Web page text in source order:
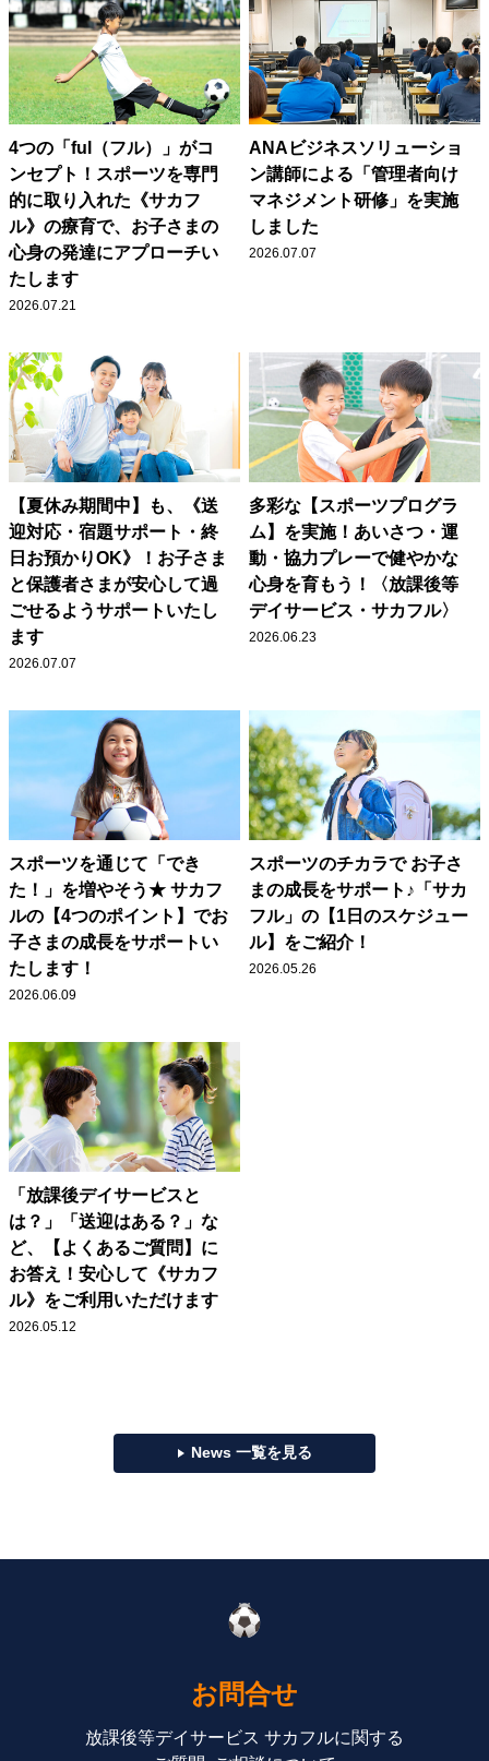
4つの「ful（フル）」がコ
ンセプト！スポーツを専門
的に取り入れた《サカフ
ル》の療育で、お子さまの
心身の発達にアプローチい
たします
2026.07.21
ANAビジネスソリューショ
ン講師による「管理者向け
マネジメント研修」を実施
しました
2026.07.07
【夏休み期間中】も、《送
迎対応・宿題サポート・終
日お預かりOK》！お子さま
と保護者さまが安心して過
ごせるようサポートいたし
ます
2026.07.07
多彩な【スポーツプログラ
ム】を実施！あいさつ・運
動・協力プレーで健やかな
心身を育もう！〈放課後等
デイサービス・サカフル〉
2026.06.23
スポーツを通じて「でき
た！」を増やそう★ サカフ
ルの【4つのポイント】でお
子さまの成長をサポートい
たします！
2026.06.09
スポーツのチカラで お子さ
まの成長をサポート♪「サカ
フル」の【1日のスケジュー
ル】をご紹介！
2026.05.26
「放課後デイサービスと
は？」「送迎はある？」な
ど、【よくあるご質問】に
お答え！安心して《サカフ
ル》をご利用いただけます
2026.05.12
News 一覧を見る
お問合せ
放課後等デイサービス サカフルに関する